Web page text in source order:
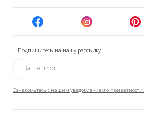
Подпишитесь на нашу рассылку
Ознакомьтесь с нашим уведомлением о приватности.